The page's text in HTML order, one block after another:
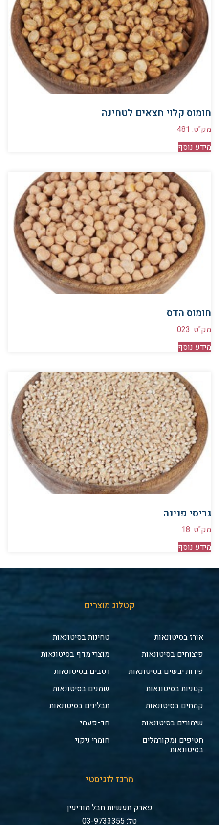
חומוס קלוי חצאים לטחינה
מק"ט: 481
מידע נוסף
חומוס הדס
מק"ט: 023
מידע נוסף
גריסי פנינה
מק"ט: 18
מידע נוסף
קטלוג מוצרים
אורז בסיטונאות
פיצוחים בסיטונאות
פירות יבשים בסיטונאות
קטניות בסיטונאות
קמחים בסיטונאות
שימורים בסיטונאות
חטיפים ומקורמלים
בסיטונאות
טחינות בסיטונאות
מוצרי מדף בסיטונאות
רטבים בסיטונאות
שמנים בסיטונאות
תבלינים בסיטונאות
חד-פעמי
חומרי ניקוי
מרכז לוגיסטי
פארק תעשיות חבל מודיעין
טל: 03-9733355